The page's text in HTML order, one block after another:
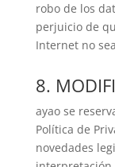
robo de los
perjuicio de
Internet no
8.
ayao se
Política de
novedades